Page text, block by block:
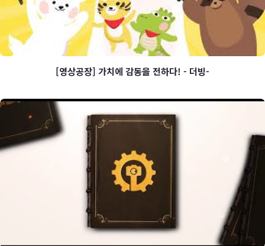
[영상공장] 가치에 감동을 전하다! -
더빙-
[영상공장] 가치에 감동을 전하다! - 더빙-